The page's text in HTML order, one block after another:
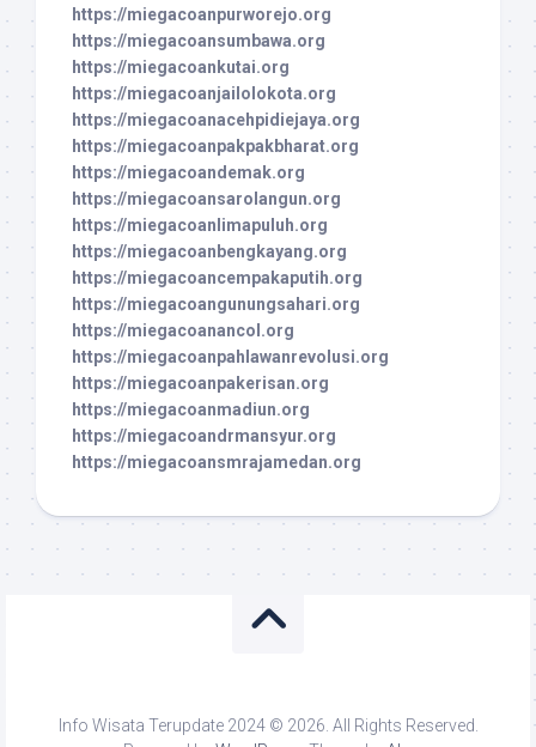
https://miegacoanpurworejo.org
https://miegacoansumbawa.org
https://miegacoankutai.org
https://miegacoanjailolokota.org
https://miegacoanacehpidiejaya.org
https://miegacoanpakpakbharat.org
https://miegacoandemak.org
https://miegacoansarolangun.org
https://miegacoanlimapuluh.org
https://miegacoanbengkayang.org
https://miegacoancempakaputih.org
https://miegacoangunungsahari.org
https://miegacoanancol.org
https://miegacoanpahlawanrevolusi.org
https://miegacoanpakerisan.org
https://miegacoanmadiun.org
https://miegacoandrmansyur.org
https://miegacoansmrajamedan.org
Info Wisata Terupdate 2024 © 2026. All Rights Reserved.